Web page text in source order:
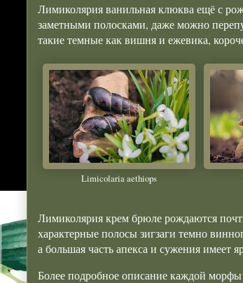
Лимиколярия ванильная клюква ещё с
заметными полосками, даже можно
такие темные как вишня и ежевика,
Limicolaria aethiops
Лимиколярия крем брюле рождаются
характерные полосы зигзаги темно
а большая часть апекса и сужения имеет
Более подробное описание каждой